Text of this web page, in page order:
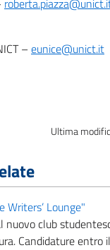
– eunice@unict.it
Ultima
Writers’ Lounge"
nuovo club
Candidature entro